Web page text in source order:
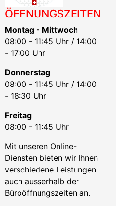
ÖFFNUNGSZEITEN
Montag - Mittwoch
08:00 - 11:45 Uhr / 14:00
- 17:00 Uhr
Donnerstag
08:00 - 11:45 Uhr / 14:00
- 18:30 Uhr
Freitag
08:00 - 11:45 Uhr
Mit unseren Online-
Diensten bieten wir Ihnen
verschiedene Leistungen
auch ausserhalb der
Büroöffnungszeiten an.